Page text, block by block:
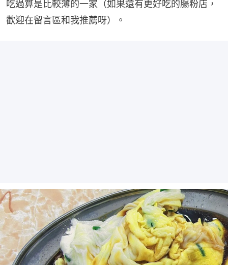
吃過算是比較薄的一家（如果還有更好吃的腸粉店，
歡迎在留言區和我推薦呀）。